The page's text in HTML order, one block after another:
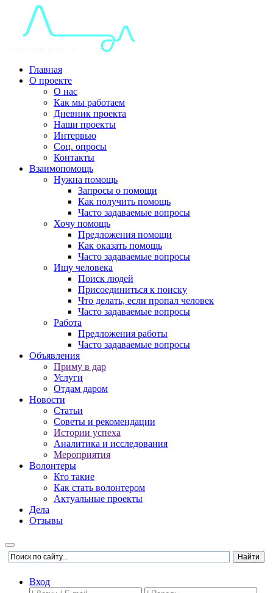
Главная
О проекте
О нас
Как мы работаем
Дневник проекта
Наши проекты
Интервью
Соц. опросы
Контакты
Взаимопомощь
Нужна помощь
Запросы о помощи
Как получить помощь
Часто задаваемые вопросы
Хочу помощь
Предложения помощи
Как оказать помощь
Часто задаваемые вопросы
Ищу человека
Поиск людей
Присоединиться к поиску
Что делать, если пропал человек
Часто задаваемые вопросы
Работа
Предложения работы
Часто задаваемые вопросы
Объявления
Приму в дар
Услуги
Отдам даром
Новости
Статьи
Советы и рекомендации
Истории успеха
Аналитика и исследования
Мероприятия
Волонтеры
Кто такие
Как стать волонтером
Актуальные проекты
Дела
Отзывы
Вход